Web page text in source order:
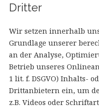
Dritter
Wir setzen innerhalb
Grundlage unserer
an der Analyse,
Betrieb unseres
1 lit. f. DSGVO) Inhalts-
Drittanbietern ein, um
z.B. Videos oder